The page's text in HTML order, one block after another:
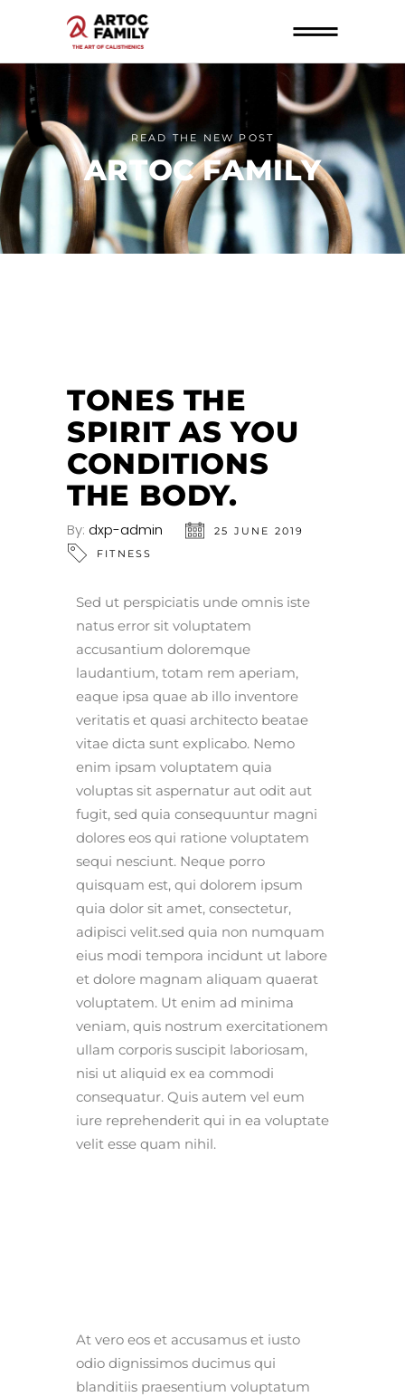
READ THE NEW POST
ARTOC FAMILY
TONES THE
SPIRIT AS YOU
CONDITIONS
THE BODY.
By: dxp-admin
25 JUNE 2019
FITNESS
Sed ut perspiciatis unde omnis iste
natus error sit voluptatem
accusantium doloremque
laudantium, totam rem aperiam,
eaque ipsa quae ab illo inventore
veritatis et quasi architecto beatae
vitae dicta sunt explicabo. Nemo
enim ipsam voluptatem quia
voluptas sit aspernatur aut odit aut
fugit, sed quia consequuntur magni
dolores eos qui ratione voluptatem
sequi nesciunt. Neque porro
quisquam est, qui dolorem ipsum
quia dolor sit amet, consectetur,
adipisci velit.sed quia non numquam
eius modi tempora incidunt ut labore
et dolore magnam aliquam quaerat
voluptatem. Ut enim ad minima
veniam, quis nostrum exercitationem
ullam corporis suscipit laboriosam,
nisi ut aliquid ex ea commodi
consequatur. Quis autem vel eum
iure reprehenderit qui in ea voluptate
velit esse quam nihil.
At vero eos et accusamus et iusto
odio dignissimos ducimus qui
blanditiis praesentium voluptatum